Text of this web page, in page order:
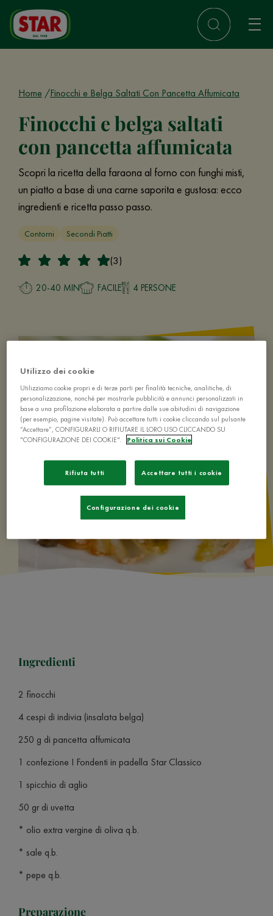
Home Finocchi e Belga Saltati Con Pancetta Affumicata
Finocchi e belga saltati
con pancetta affumicata
Scopri la ricetta della faraona al forno con funghi misti,
un piatto a base di una carne saporita e gustosa: ecco
ingredienti e ricetta passo passo.
Contorni Secondi Piatti
(3)
20-40 MIN FACILE 4 PERSONE
Ingredienti
2 finocchi
4 cespi di indivia (insalata belga)
250 g di pancetta affumicata
1 confezione I Fondenti in padella Star Classico
1 spicchio di aglio
50 gr di uvetta
* olio extra vergine di oliva q.b.
* sale q.b.
* pepe q.b.
Preparazione
Utilizzo dei cookie
Utilizziamo cookie propri e di terze parti per finalità tecniche, analitiche, di
personalizzazione, nonché per mostrarle pubblicità e annunci personalizzati in
base a una profilazione elaborata a partire dalle sue abitudini di navigazione
(per esempio, pagine visitate). Può accettare tutti i cookie cliccando sul pulsante
“Accettare”, CONFIGURARLI O RIFIUTARE IL LORO USO CLICCANDO SU
"CONFIGURAZIONE DEI COOKIE".
Politica sui Cookie
Rifiuta tutti Accettare tutti i cookie
Configurazione dei cookie